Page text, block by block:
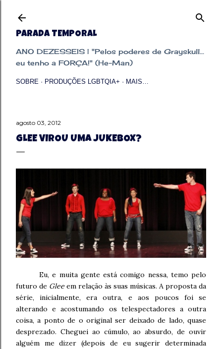
PARADA TEMPORAL
ANO DEZESSEIS | "Pelos poderes de Grayskull...
eu tenho a FORÇA!" (He-Man)
SOBRE PRODUÇÕES LGBTQIA+ MAIS…
agosto 03, 2012
GLEE VIROU UMA JUKEBOX?
Eu, e muita gente está comigo nessa, temo pelo
futuro de Glee em relação às suas músicas. A proposta da
série, inicialmente, era outra, e aos poucos foi se
alterando e acostumando os telespectadores a outra
coisa, a ponto de o original ser deixado de lado, quase
desprezado. Cheguei ao cúmulo, ao absurdo, de ouvir
alguém me dizer (depois de eu sugerir determinada